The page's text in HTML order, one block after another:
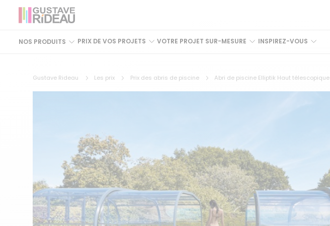
NOS PRODUITS PRIX DE VOS PROJETS VOTRE PROJET SUR-MESURE INSPIREZ-VOUS
Gustave Rideau Les prix Prix des abris de piscine Abri de piscine Elliptik Haut télescopique